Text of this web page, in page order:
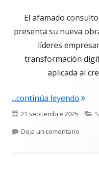
El afamado
presenta su nueva
líderes
transformación
aplicada al
...continúa leyendo
Publicado
el
21 septiembre 2025
Deja un comentario